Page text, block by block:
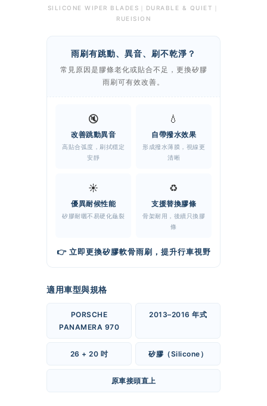
SILICONE WIPER BLADES｜DURABLE & QUIET｜
RUEISION
雨刷有跳動、異音、刷不乾淨？
常見原因是膠條老化或貼合不足，更換矽膠
雨刷可有效改善。
🔇
改善跳動異音
高貼合弧度，刷拭穩定
安靜
💧
自帶撥水效果
形成撥水薄膜，視線更
清晰
☀️
優異耐候性能
矽膠耐曬不易硬化龜裂
♻️
支援替換膠條
骨架耐用，後續只換膠
條
👉 立即更換矽膠軟骨雨刷，提升行車視野
適用車型與規格
PORSCHE
PANAMERA 970
2013–2016 年式
26 + 20 吋 矽膠（Silicone）
原車接頭直上